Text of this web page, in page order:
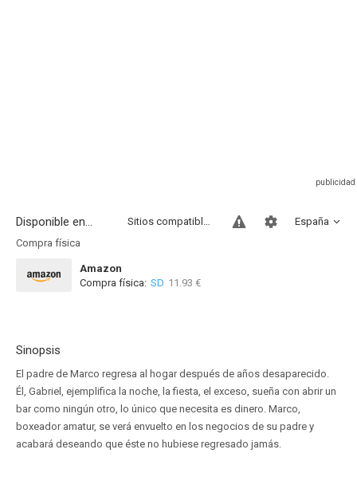
Disponible en... España
Sitios compatibles
Compra física
Amazon
Compra física: SD 11.93 €
Sinopsis
El padre de Marco regresa al hogar después de años desaparecido.
Él, Gabriel, ejemplifica la noche, la fiesta, el exceso, sueña con abrir un
bar como ningún otro, lo único que necesita es dinero. Marco,
boxeador amatur, se verá envuelto en los negocios de su padre y
acabará deseando que éste no hubiese regresado jamás.